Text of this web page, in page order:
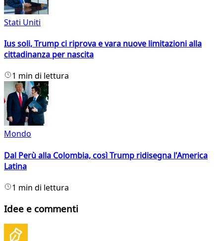
Stati Uniti
Ius soli, Trump ci riprova e vara nuove limitazioni alla
cittadinanza per nascita
1 min di lettura
Mondo
Dal Perù alla Colombia, così Trump ridisegna l'America
Latina
1 min di lettura
Idee e commenti